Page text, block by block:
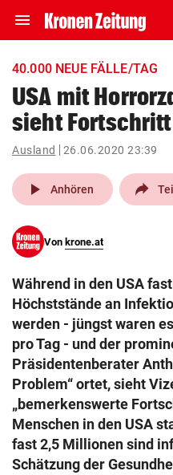
menu Navigation
ein-/ausklappen
account_circle Anmelden
pin_drop
Wien
search
eingeben
© Krone Multimedia GmbH &
Muthgasse 2, 1190 Wien
40.000 NEUE FÄLLE/TAG
USA mit
sieht Fortschritt
Ausland 26.06.2020 23:39
play_arrow Anhören
Von krone.at
Während in den USA
Höchststände an
werden - jüngst waren
pro Tag - und der
Präsidentenberater
Problem“ ortet, sieht
„bemerkenswerte
Menschen in den USA
fast 2,5 Millionen sind
Schätzung der